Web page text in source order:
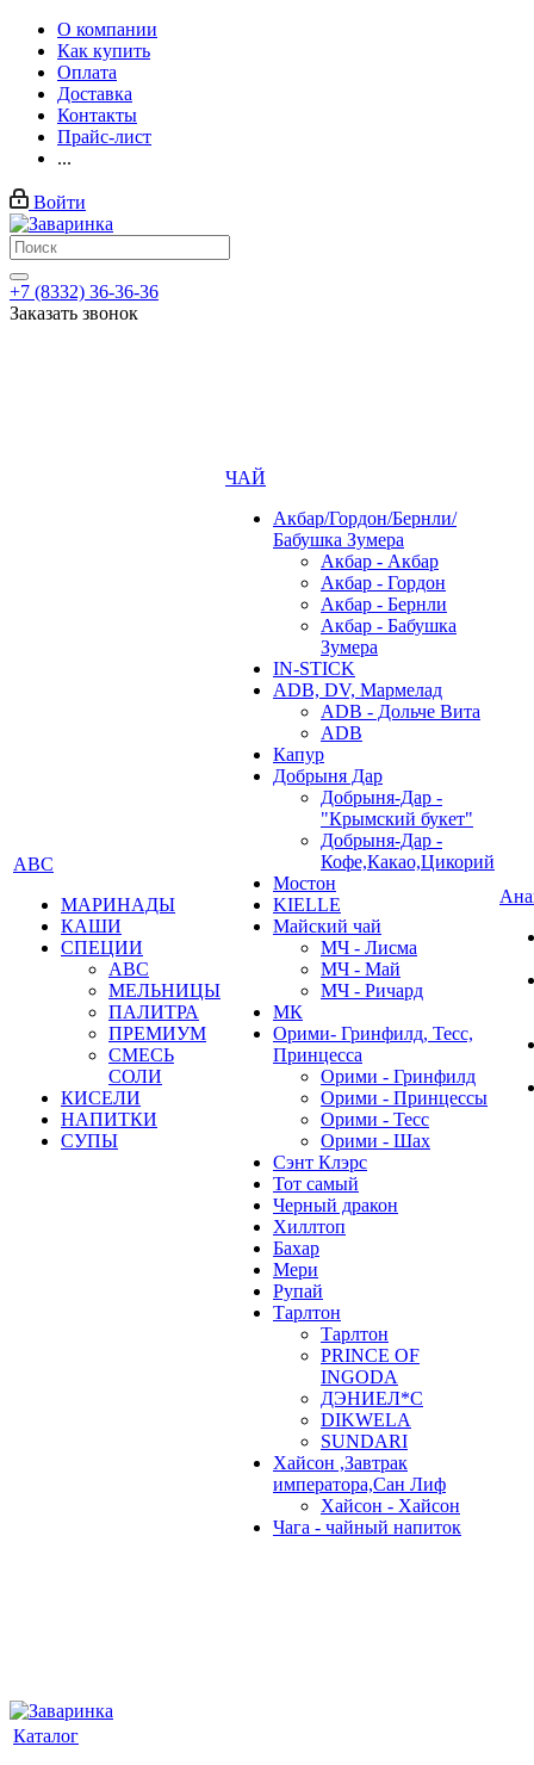
О компании
Как купить
Оплата
Доставка
Контакты
Прайс-лист
...
Войти
+7 (8332) 36-36-36
Заказать звонок
АВС
МАРИНАДЫ
КАШИ
СПЕЦИИ
АВС
МЕЛЬНИЦЫ
ПАЛИТРА
ПРЕМИУМ
СМЕСЬ
СОЛИ
КИСЕЛИ
НАПИТКИ
СУПЫ
ЧАЙ
Акбар/Гордон/Бернли/
Бабушка Зумера
Акбар - Акбар
Акбар - Гордон
Акбар - Бернли
Акбар - Бабушка
Зумера
IN-STICK
ADB, DV, Мармелад
ADB - Дольче Вита
ADB
Капур
Добрыня Дар
Добрыня-Дар -
"Крымский букет"
Добрыня-Дар -
Кофе,Какао,Цикорий
Мостон
KIELLE
Майский чай
МЧ - Лисма
МЧ - Май
МЧ - Ричард
МК
Орими- Гринфилд, Тесс,
Принцесса
Орими - Гринфилд
Орими - Принцессы
Орими - Тесс
Орими - Шах
Сэнт Клэрс
Тот самый
Черный дракон
Хиллтоп
Бахар
Мери
Рупай
Тарлтон
Тарлтон
PRINCE OF
INGODA
ДЭНИЕЛ*С
DIKWELA
SUNDARI
Хайсон ,Завтрак
императора,Сан Лиф
Хайсон - Хайсон
Чага - чайный напиток
Каталог